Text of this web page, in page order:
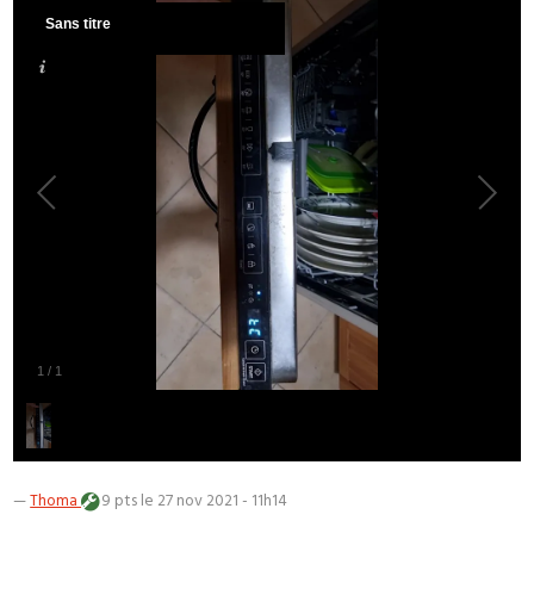
1 / 1
Sans titre
—Thoma 9 ptsle 27 nov 2021 - 11h14